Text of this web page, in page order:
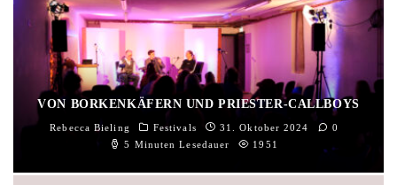
VON BORKENKÄFERN UND PRIESTER-CALLBOYS
Rebecca Bieling Festivals 31. Oktober 2024
0
5 Minuten Lesedauer
1951